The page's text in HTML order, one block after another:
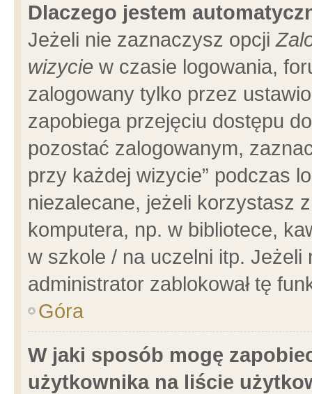
Dlaczego jestem
Jeżeli nie zaznaczysz opcji
wizycie w czasie logowania,
zalogowany tylko przez
zapobiega przejęciu dostępu
pozostać zalogowanym,
przy każdej wizycie” podczas
niezalecane, jeżeli korzystasz
komputera, np. w bibliotece,
w szkole / na uczelni itp.
administrator zablokował tę
Góra
W jaki sposób mogę
użytkownika na liście